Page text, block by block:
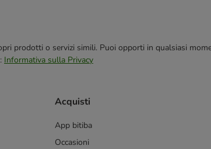
prodotti o servizi simili. Puoi opporti in qualsiasi
Informativa sulla Privacy
Acquisti
App bitiba
Occasioni